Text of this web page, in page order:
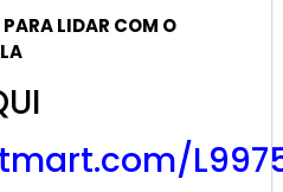
LIDAR COM O